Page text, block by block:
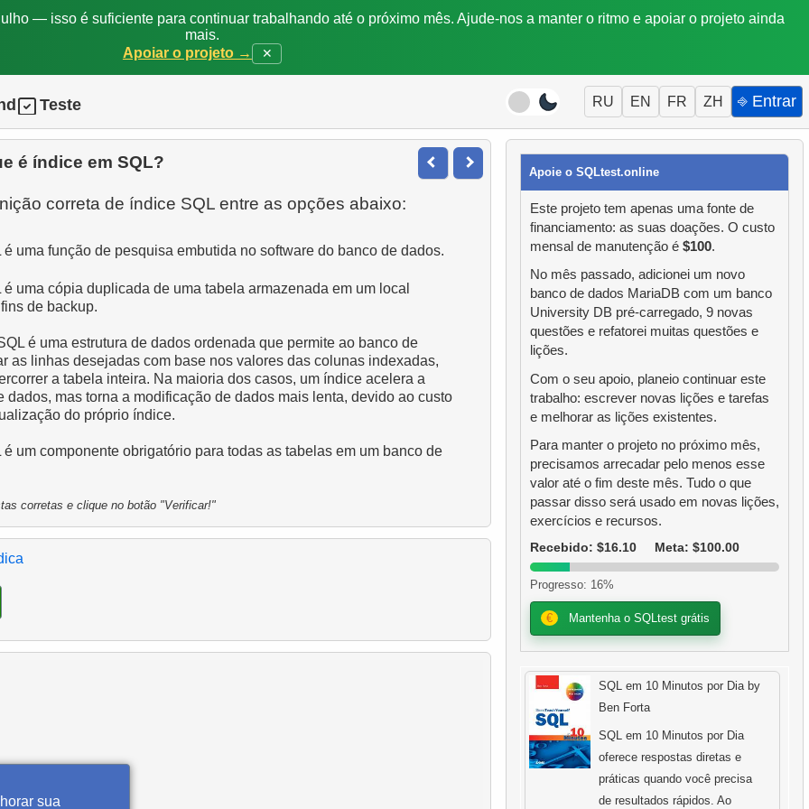
— isso é suficiente para continuar trabalhando até o próximo mês. Ajude-nos a manter o ritmo e apoiar o projeto ainda
mais.
Apoiar o projeto →
✕
Teste RU EN FR ZH ⎆ Entrar
é índice em SQL?
correta de índice SQL entre as opções abaixo:
é uma função de pesquisa embutida no software do banco de dados.
é uma cópia duplicada de uma tabela armazenada em um local
de backup.
é uma estrutura de dados ordenada que permite ao banco de
as linhas desejadas com base nos valores das colunas indexadas,
a tabela inteira. Na maioria dos casos, um índice acelera a
dados, mas torna a modificação de dados mais lenta, devido ao custo
do próprio índice.
é um componente obrigatório para todas as tabelas em um banco de
corretas e clique no botão "Verificar!"
Apoie o SQLtest.online
Este projeto tem apenas uma fonte de
financiamento: as suas doações. O custo
mensal de manutenção é $100.
No mês passado, adicionei um novo
banco de dados MariaDB com um banco
University DB pré-carregado, 9 novas
questões e refatorei muitas questões e
lições.
Com o seu apoio, planeio continuar este
trabalho: escrever novas lições e tarefas
e melhorar as lições existentes.
Para manter o projeto no próximo mês,
precisamos arrecadar pelo menos esse
valor até o fim deste mês. Tudo o que
passar disso será usado em novas lições,
exercícios e recursos.
Recebido: $16.10
Meta: $100.00
Progresso: 16%
€ Mantenha o SQLtest grátis
SQL em 10 Minutos por Dia by
Ben Forta
SQL em 10 Minutos por Dia
oferece respostas diretas e
práticas quando você precisa
de resultados rápidos. Ao
sua